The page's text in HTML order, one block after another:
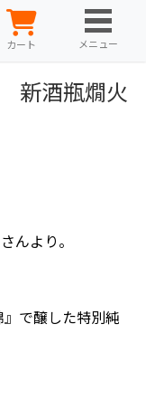
カート メニュー
酒瓶燗火
さんより。
で醸した特別純